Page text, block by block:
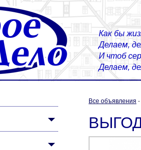
Как бы
Делаем,
И чтоб
Делаем,
Все объявления -